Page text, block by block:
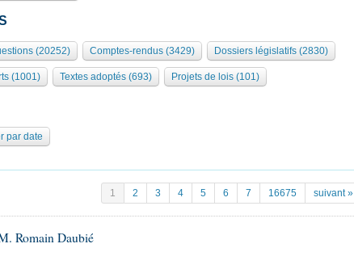
(20252) Comptes-rendus (3429) Dossiers législatifs (2830)
(1001) Textes adoptés (693) Projets de lois (101)
par date
1 2 3 4 5 6 7 16675 suivant »
Romain Daubié